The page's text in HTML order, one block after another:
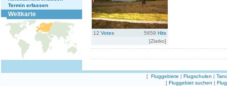
Termin erfassen
Weltkarte
12 Votes 5659 Hits
[Zlatko]
[ Fluggebiete | Flugschulen |
[ Fluggebiet suchen |